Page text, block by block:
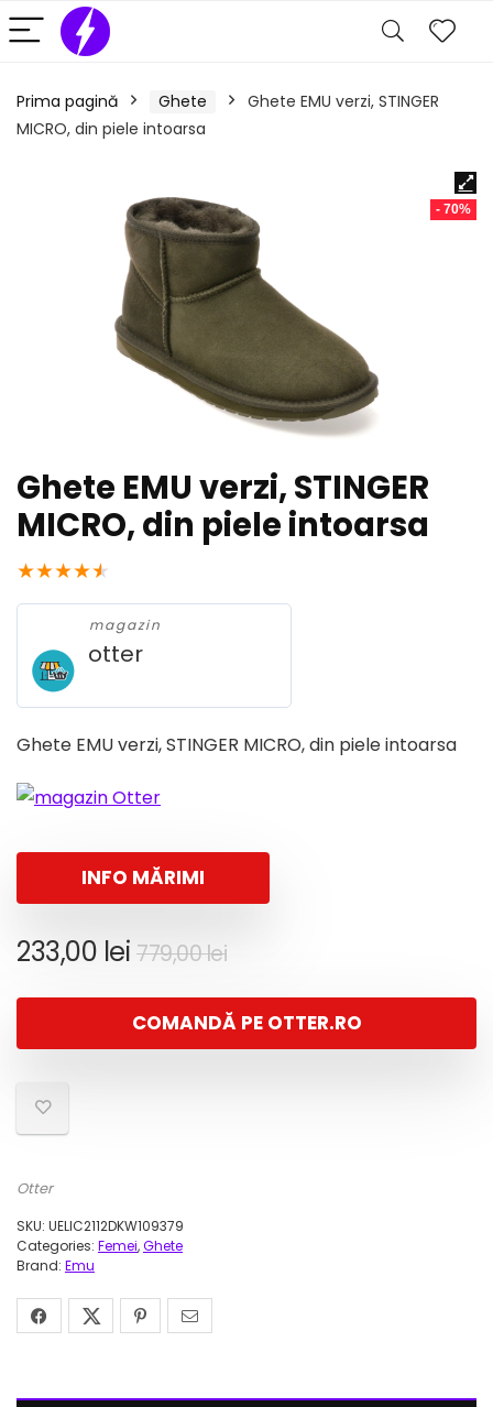
Prima pagină Ghete
Ghete EMU verzi, STINGER
MICRO, din piele intoarsa
- 70%
Ghete EMU verzi, STINGER
MICRO, din piele intoarsa
★★★★★
magazin
otter
Ghete EMU verzi, STINGER MICRO, din piele intoarsa
INFO MĂRIMI
779,00leiPrețul
a
fost:
233,00 lei
Prețul
este:
233,00 lei.
COMANDĂ PE OTTER.RO
Otter
SKU: UELIC2112DKW109379
Categories: Femei,Ghete
Brand: Emu